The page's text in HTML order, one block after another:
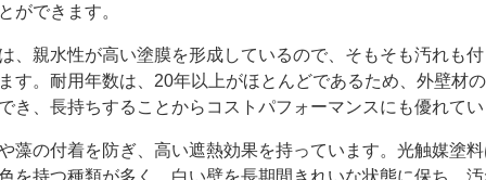
ができます。
親水性が高い塗膜を形成しているので、そもそも汚れも
す。耐用年数は、20年以上がほとんどであるため、外壁材
き、長持ちすることからコストパフォーマンスにも優れて
の付着を防ぎ、高い遮熱効果を持っています。光触媒塗
を持つ種類が多く、白い壁を長期間きれいな状態に保ち、